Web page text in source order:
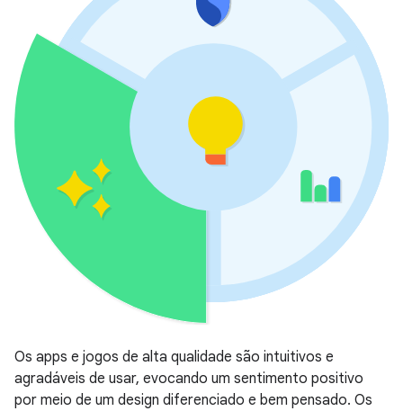
Os apps e jogos de alta qualidade são intuitivos e
agradáveis de usar, evocando um sentimento positivo
por meio de um design diferenciado e bem pensado. Os